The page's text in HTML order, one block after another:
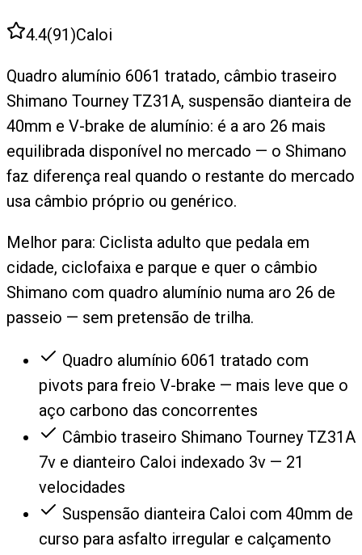
4.4(91)Caloi
Quadro alumínio 6061 tratado, câmbio traseiro
Shimano Tourney TZ31A, suspensão dianteira de
40mm e V-brake de alumínio: é a aro 26 mais
equilibrada disponível no mercado — o Shimano
faz diferença real quando o restante do mercado
usa câmbio próprio ou genérico.
Melhor para: Ciclista adulto que pedala em
cidade, ciclofaixa e parque e quer o câmbio
Shimano com quadro alumínio numa aro 26 de
passeio — sem pretensão de trilha.
Quadro alumínio 6061 tratado com
pivots para freio V-brake — mais leve que o
aço carbono das concorrentes
Câmbio traseiro Shimano Tourney TZ31A
7v e dianteiro Caloi indexado 3v — 21
velocidades
Suspensão dianteira Caloi com 40mm de
curso para asfalto irregular e calçamento